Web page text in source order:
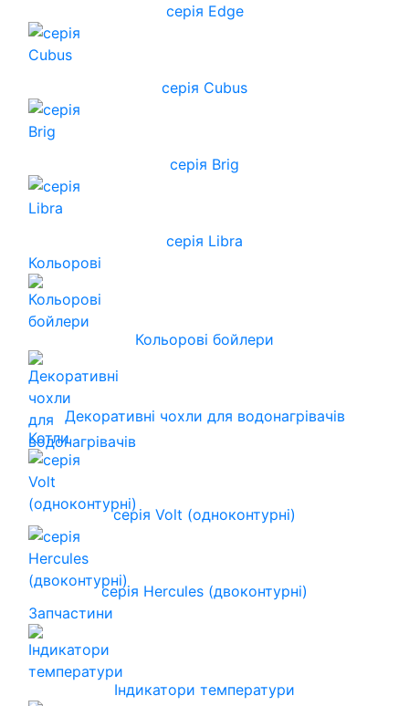
серія Edge
серія Cubus
серія Brig
серія Libra
Кольорові
Кольорові бойлери
Декоративні чохли для водонагрівачів
Котли
серія Volt (одноконтурні)
серія Hercules (двоконтурні)
Запчастини
Індикатори температури